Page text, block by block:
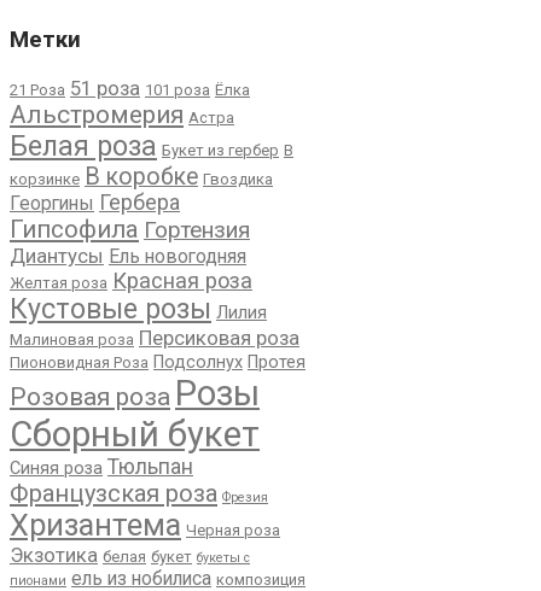
Метки
21 Роза 51 роза 101 роза Ёлка
Альстромерия Астра
Белая роза Букет из гербер В
корзинке В коробке Гвоздика
Георгины Гербера
Гипсофила Гортензия
Диантусы Ель новогодняя
Желтая роза Красная роза
Кустовые розы Лилия
Малиновая роза Персиковая роза
Пионовидная Роза Подсолнух Протея
Розовая роза Розы
Сборный букет
Синяя роза Тюльпан
Французская роза Фрезия
Хризантема Черная роза
Экзотика белая букет букеты с
пионами ель из нобилиса композиция